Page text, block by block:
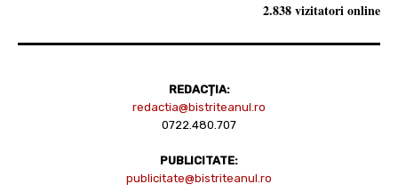
2.838 vizitatori online
REDACȚIA:
redactia@bistriteanul.ro
0722.480.707
PUBLICITATE:
publicitate@bistriteanul.ro